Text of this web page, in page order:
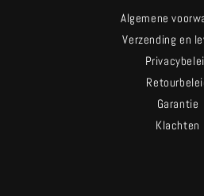
Algemene
Verzending en
Garantie
Klachten